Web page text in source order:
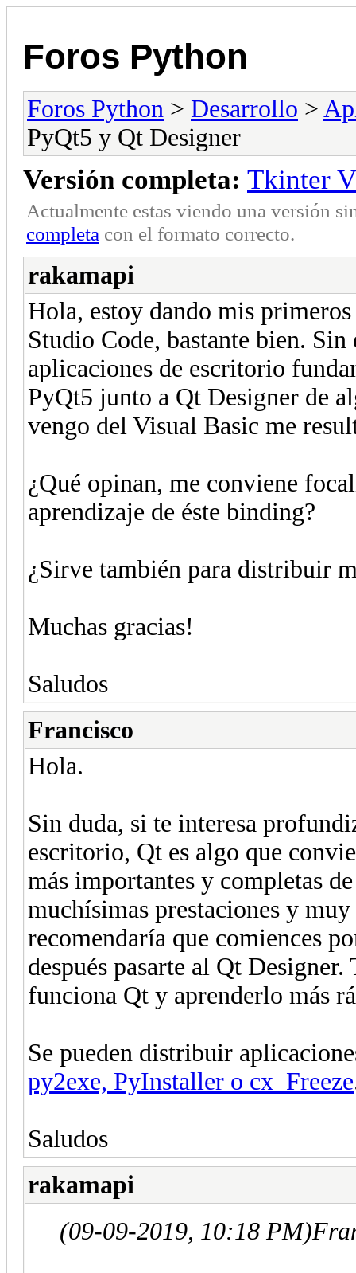
Foros Python
Foros Python > Desarrollo >
PyQt5 y Qt Designer
Versión completa: Tkinter
Actualmente estas viendo una versión
completa con el formato correcto.
rakamapi
Hola, estoy dando mis
Studio Code, bastante bien.
aplicaciones de escritorio
PyQt5 junto a Qt Designer de
vengo del Visual Basic me
¿Qué opinan, me conviene
aprendizaje de éste binding?
¿Sirve también para distribuir
Muchas gracias!
Saludos
Francisco
Hola.
Sin duda, si te interesa
escritorio, Qt es algo que
más importantes y completas
muchísimas prestaciones y
recomendaría que comiences
después pasarte al Qt
funciona Qt y aprenderlo más
Se pueden distribuir
py2exe, PyInstaller o cx_Freeze
Saludos
rakamapi
(09-09-2019, 10:18 PM)